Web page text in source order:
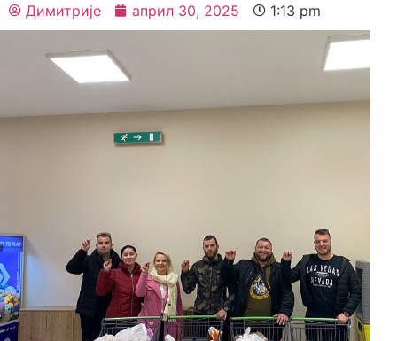
Димитрије април 30, 2025 1:13 pm